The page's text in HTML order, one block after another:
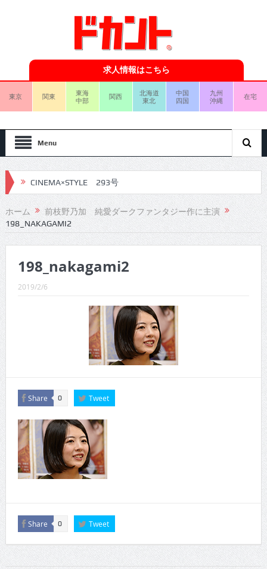
求人情報はこちら
東京 関東
東海
中部
関西
北海道
東北
中国
四国
九州
沖縄
在宅
Menu
CINEMA×STYLE 293号
CINEMA×STYLE 292号
CINEMA×STYLE 291号
CINEMA×STYLE 289号
CINEMA×STYLE 287号
CINEMA×STYLE 286号
CINEMA×STYLE 285号
ホーム
前枝野乃加 純愛ダークファンタジー作に主演
198_NAKAGAMI2
198_nakagami2
2019/2/6
Share 0 Tweet
Share 0 Tweet